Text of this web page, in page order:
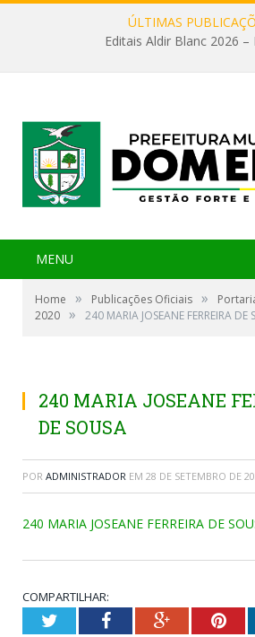
ÚLTIMAS
Editais Aldir Blanc 2026 –
MENU
Home » Publicações Oficiais »
2020 » 240 MARIA JOSEANE FERREIRA DE
240 MARIA JOSEANE
DE SOUSA
POR ADMINISTRADOR EM 28 DE SETEMBRO DE
240 MARIA JOSEANE FERREIRA DE
COMPARTILHAR:
TwitterFacebookGoogle+